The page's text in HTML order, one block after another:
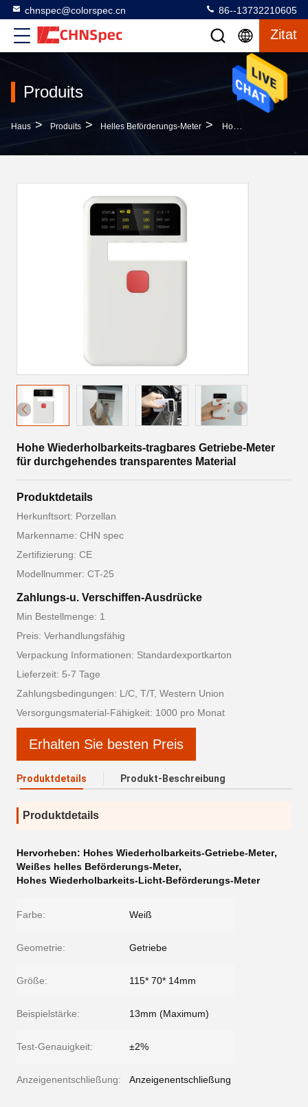
chnspec@colorspec.cn 86--13732210605
Zitat
Produits
Haus > Produits > Helles Beförderungs-Meter > Hohe Wiederholbarkeits-Tragbares Getriebe-Meter Für Durchgehendes Transparentes Material
Hohe Wiederholbarkeits-tragbares Getriebe-Meter
für durchgehendes transparentes Material
Produktdetails
Herkunftsort: Porzellan
Markenname: CHN spec
Zertifizierung: CE
Modellnummer: CT-25
Zahlungs-u. Verschiffen-Ausdrücke
Min Bestellmenge: 1
Preis: Verhandlungsfähig
Verpackung Informationen: Standardexportkarton
Lieferzeit: 5-7 Tage
Zahlungsbedingungen: L/C, T/T, Western Union
Versorgungsmaterial-Fähigkeit: 1000 pro Monat
Erhalten Sie besten Preis
Produktdetails Produkt-Beschreibung
Produktdetails
Hervorheben: Hohes Wiederholbarkeits-Getriebe-Meter,
Weißes helles Beförderungs-Meter,
Hohes Wiederholbarkeits-Licht-Beförderungs-Meter
Farbe: Weiß
Geometrie: Getriebe
Größe: 115* 70* 14mm
Beispielstärke: 13mm (Maximum)
Test-Genauigkeit: ±2%
Anzeigenentschließung: Anzeigenentschließung